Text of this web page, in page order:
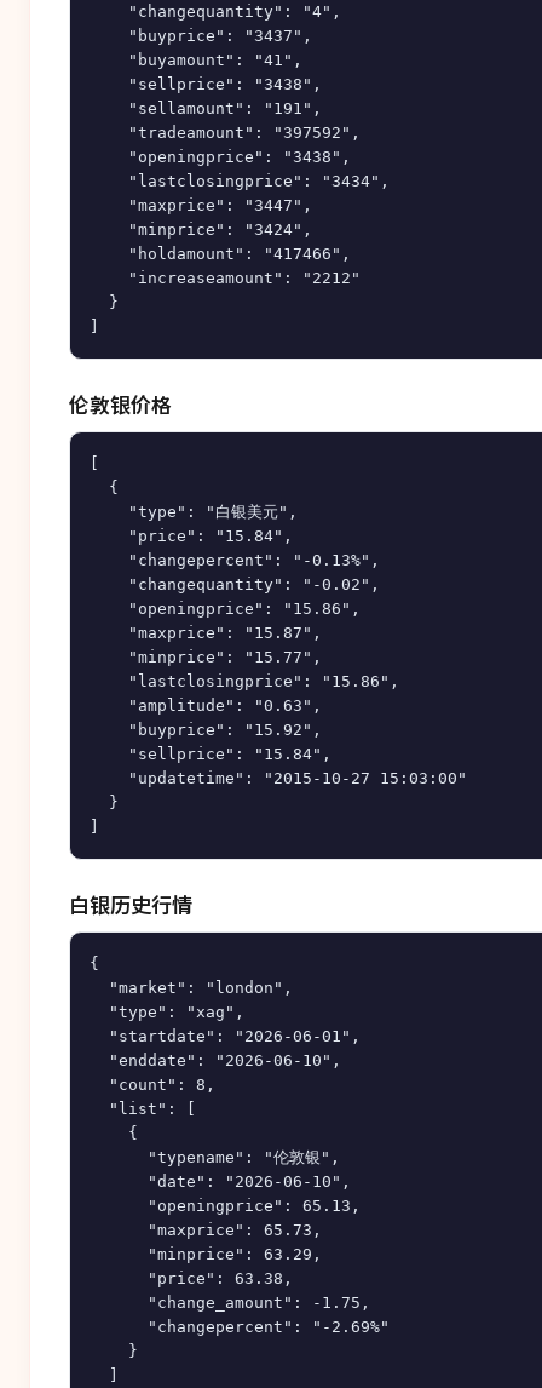
    "changequantity": "4",
    "buyprice": "3437",
    "buyamount": "41",
    "sellprice": "3438",
    "sellamount": "191",
    "tradeamount": "397592",
    "openingprice": "3438",
    "lastclosingprice": "3434",
    "maxprice": "3447",
    "minprice": "3424",
    "holdamount": "417466",
    "increaseamount": "2212"
  }
伦敦银价格
  {
    "type": "白银美元",
    "price": "15.84",
    "changepercent": "-0.13%",
    "changequantity": "-0.02",
    "openingprice": "15.86",
    "maxprice": "15.87",
    "minprice": "15.77",
    "lastclosingprice": "15.86",
    "amplitude": "0.63",
    "buyprice": "15.92",
    "sellprice": "15.84",
    "updatetime": "2015-10-27 15:03:00"
  }
白银历史行情
{
  "market": "london",
  "type": "xag",
  "startdate": "2026-06-01",
  "enddate": "2026-06-10",
  "count": 8,
  "list": [
    {
      "typename": "伦敦银",
      "date": "2026-06-10",
      "openingprice": 65.13,
      "maxprice": 65.73,
      "minprice": 63.29,
      "price": 63.38,
      "change_amount": -1.75,
      "changepercent": "-2.69%"
    }